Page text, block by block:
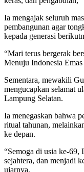
Ia mengajak seluruh
pembangunan agar
kepada generasi
“Mari terus bergerak
Menuju Indonesia
Sementara, mewakili
mengucapkan selamat
Lampung Selatan.
Ia menegaskan bahwa
ritual tahunan,
ke depan.
“Semoga di usia ke-69,
sejahtera, dan menjadi
ujarnya.